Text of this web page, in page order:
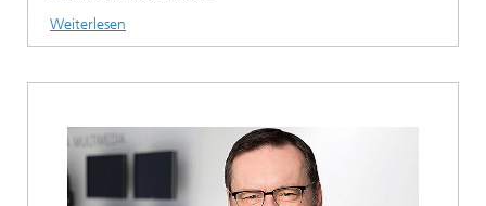
Weiterlesen